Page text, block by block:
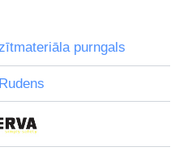
purngals